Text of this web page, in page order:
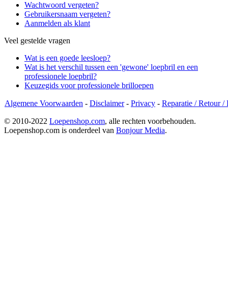
Wachtwoord vergeten?
Gebruikersnaam vergeten?
Aanmelden als klant
Veel gestelde vragen
Wat is een goede leesloep?
Wat is het verschil tussen een 'gewone' loepbril en een
professionele loepbril?
Keuzegids voor professionele brilloepen
Algemene Voorwaarden - Disclaimer- Privacy - Reparatie / Retour /
© 2010-2022 Loepenshop.com, alle rechten voorbehouden.
Loepenshop.com is onderdeel van Bonjour Media.